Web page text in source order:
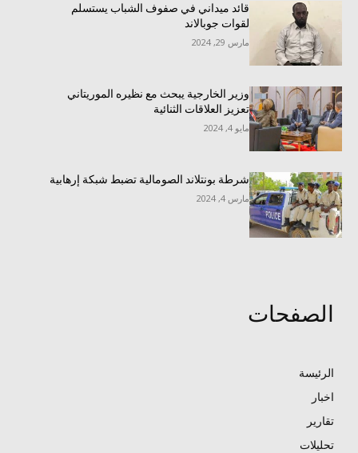
قائد ميداني في صفوف الشباب يستسلم
لقوات جوبالاند
مارس 29, 2024
وزير الخارجية يبحث مع نظيره الموريتاني
تعزيز العلاقات الثنائية
مايو 4, 2024
شرطة بونتلاند الصومالية تضبط شبكة إرهابية
مارس 4, 2024
الصفحات
الرئيسة
اخبار
تقارير
تحليلات